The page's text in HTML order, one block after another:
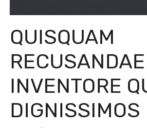
QUISQUAM
RECUSANDAE
INVENTORE
DIGNISSIMOS